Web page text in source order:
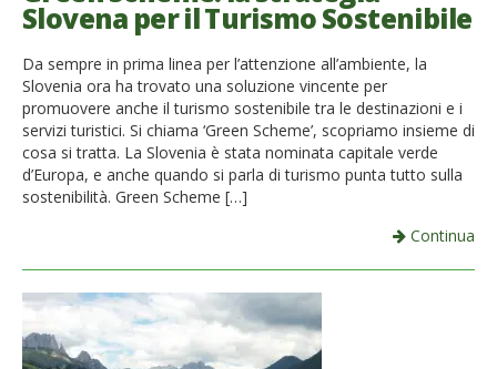
Slovena per il Turismo Sostenibile
Da sempre in prima linea per l’attenzione all’ambiente, la
Slovenia ora ha trovato una soluzione vincente per
promuovere anche il turismo sostenibile tra le destinazioni e i
servizi turistici. Si chiama ‘Green Scheme’, scopriamo insieme di
cosa si tratta. La Slovenia è stata nominata capitale verde
d’Europa, e anche quando si parla di turismo punta tutto sulla
sostenibilità. Green Scheme […]
Continua